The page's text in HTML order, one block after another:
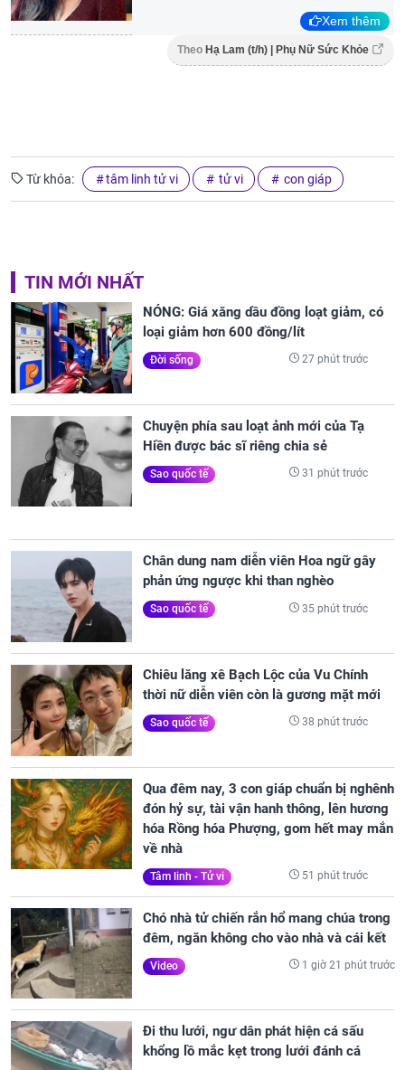
Xem thêm
Theo Hạ Lam (t/h) | Phụ Nữ Sức Khỏe
Từ khóa: tâm linh tử vi tử vi con giáp
TIN MỚI NHẤT
NÓNG: Giá xăng dầu đồng loạt giảm, có
loại giảm hơn 600 đồng/lít
Đời sống 27 phút trước
Chuyện phía sau loạt ảnh mới của Tạ
Hiền được bác sĩ riêng chia sẻ
Sao quốc tế 31 phút trước
Chân dung nam diễn viên Hoa ngữ gây
phản ứng ngược khi than nghèo
Sao quốc tế 35 phút trước
Chiêu lăng xê Bạch Lộc của Vu Chính
thời nữ diễn viên còn là gương mặt mới
Sao quốc tế 38 phút trước
Qua đêm nay, 3 con giáp chuẩn bị nghênh
đón hỷ sự, tài vận hanh thông, lên hương
hóa Rồng hóa Phượng, gom hết may mắn
về nhà
Tâm linh - Tử vi 51 phút trước
Chó nhà tử chiến rắn hổ mang chúa trong
đêm, ngăn không cho vào nhà và cái kết
Video 1 giờ 21 phút trước
Đi thu lưới, ngư dân phát hiện cá sấu
khổng lồ mắc kẹt trong lưới đánh cá